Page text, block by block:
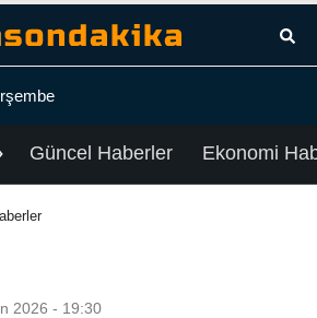
Güncel Haberler Ekonomi
2026 - 19:30